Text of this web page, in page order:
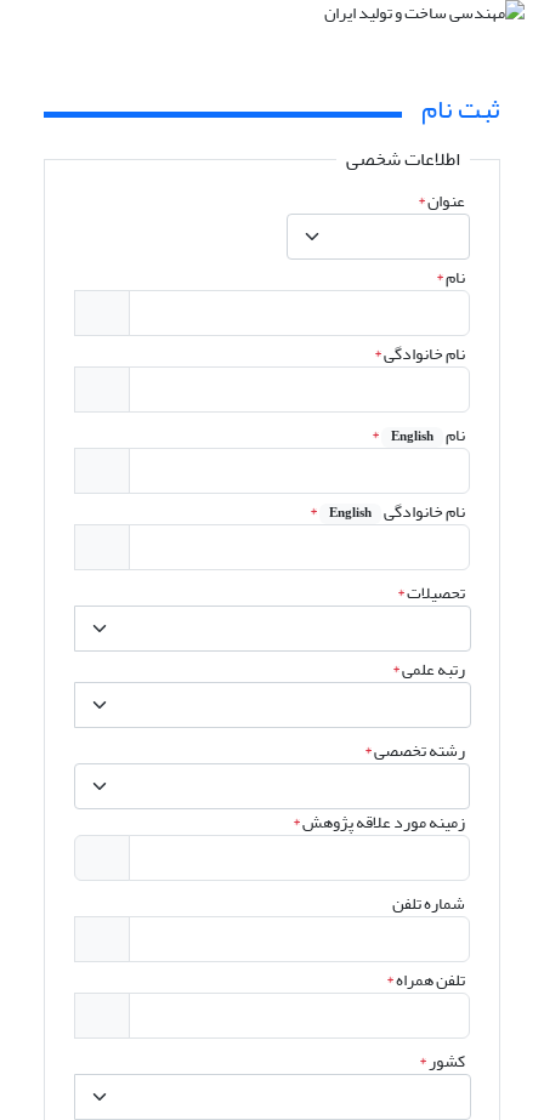
ثبت نام
اطلاعات شخصی
عنوان*
نام*
نام خانوادگی*
نام English
*
نام خانوادگی English
*
تحصیلات*
رتبه علمی*
رشته تخصصی*
زمینه مورد علاقه پژوهش*
شماره تلفن
تلفن همراه*
کشور*